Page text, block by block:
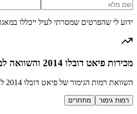
ידוע לי שהפרטים שמסרתי לעיל ייכללו
מכירות פיאט דובלו 2014 והשוואה למתחרים
השוואת רמות הגימור של פיאט דובלו 2014 לבין המתחרים הבולטים בקטגוריה טנדרון / מיסחרי קטן
רמות גימור מתחרים